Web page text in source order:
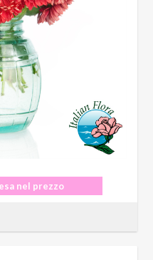
nel prezzo